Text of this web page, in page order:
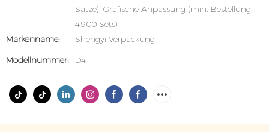
Sätze), Grafische Anpassung (min. Bestellung:
4900 Sets)
Markenname:
Shengyi Verpackung
Modellnummer:
D4